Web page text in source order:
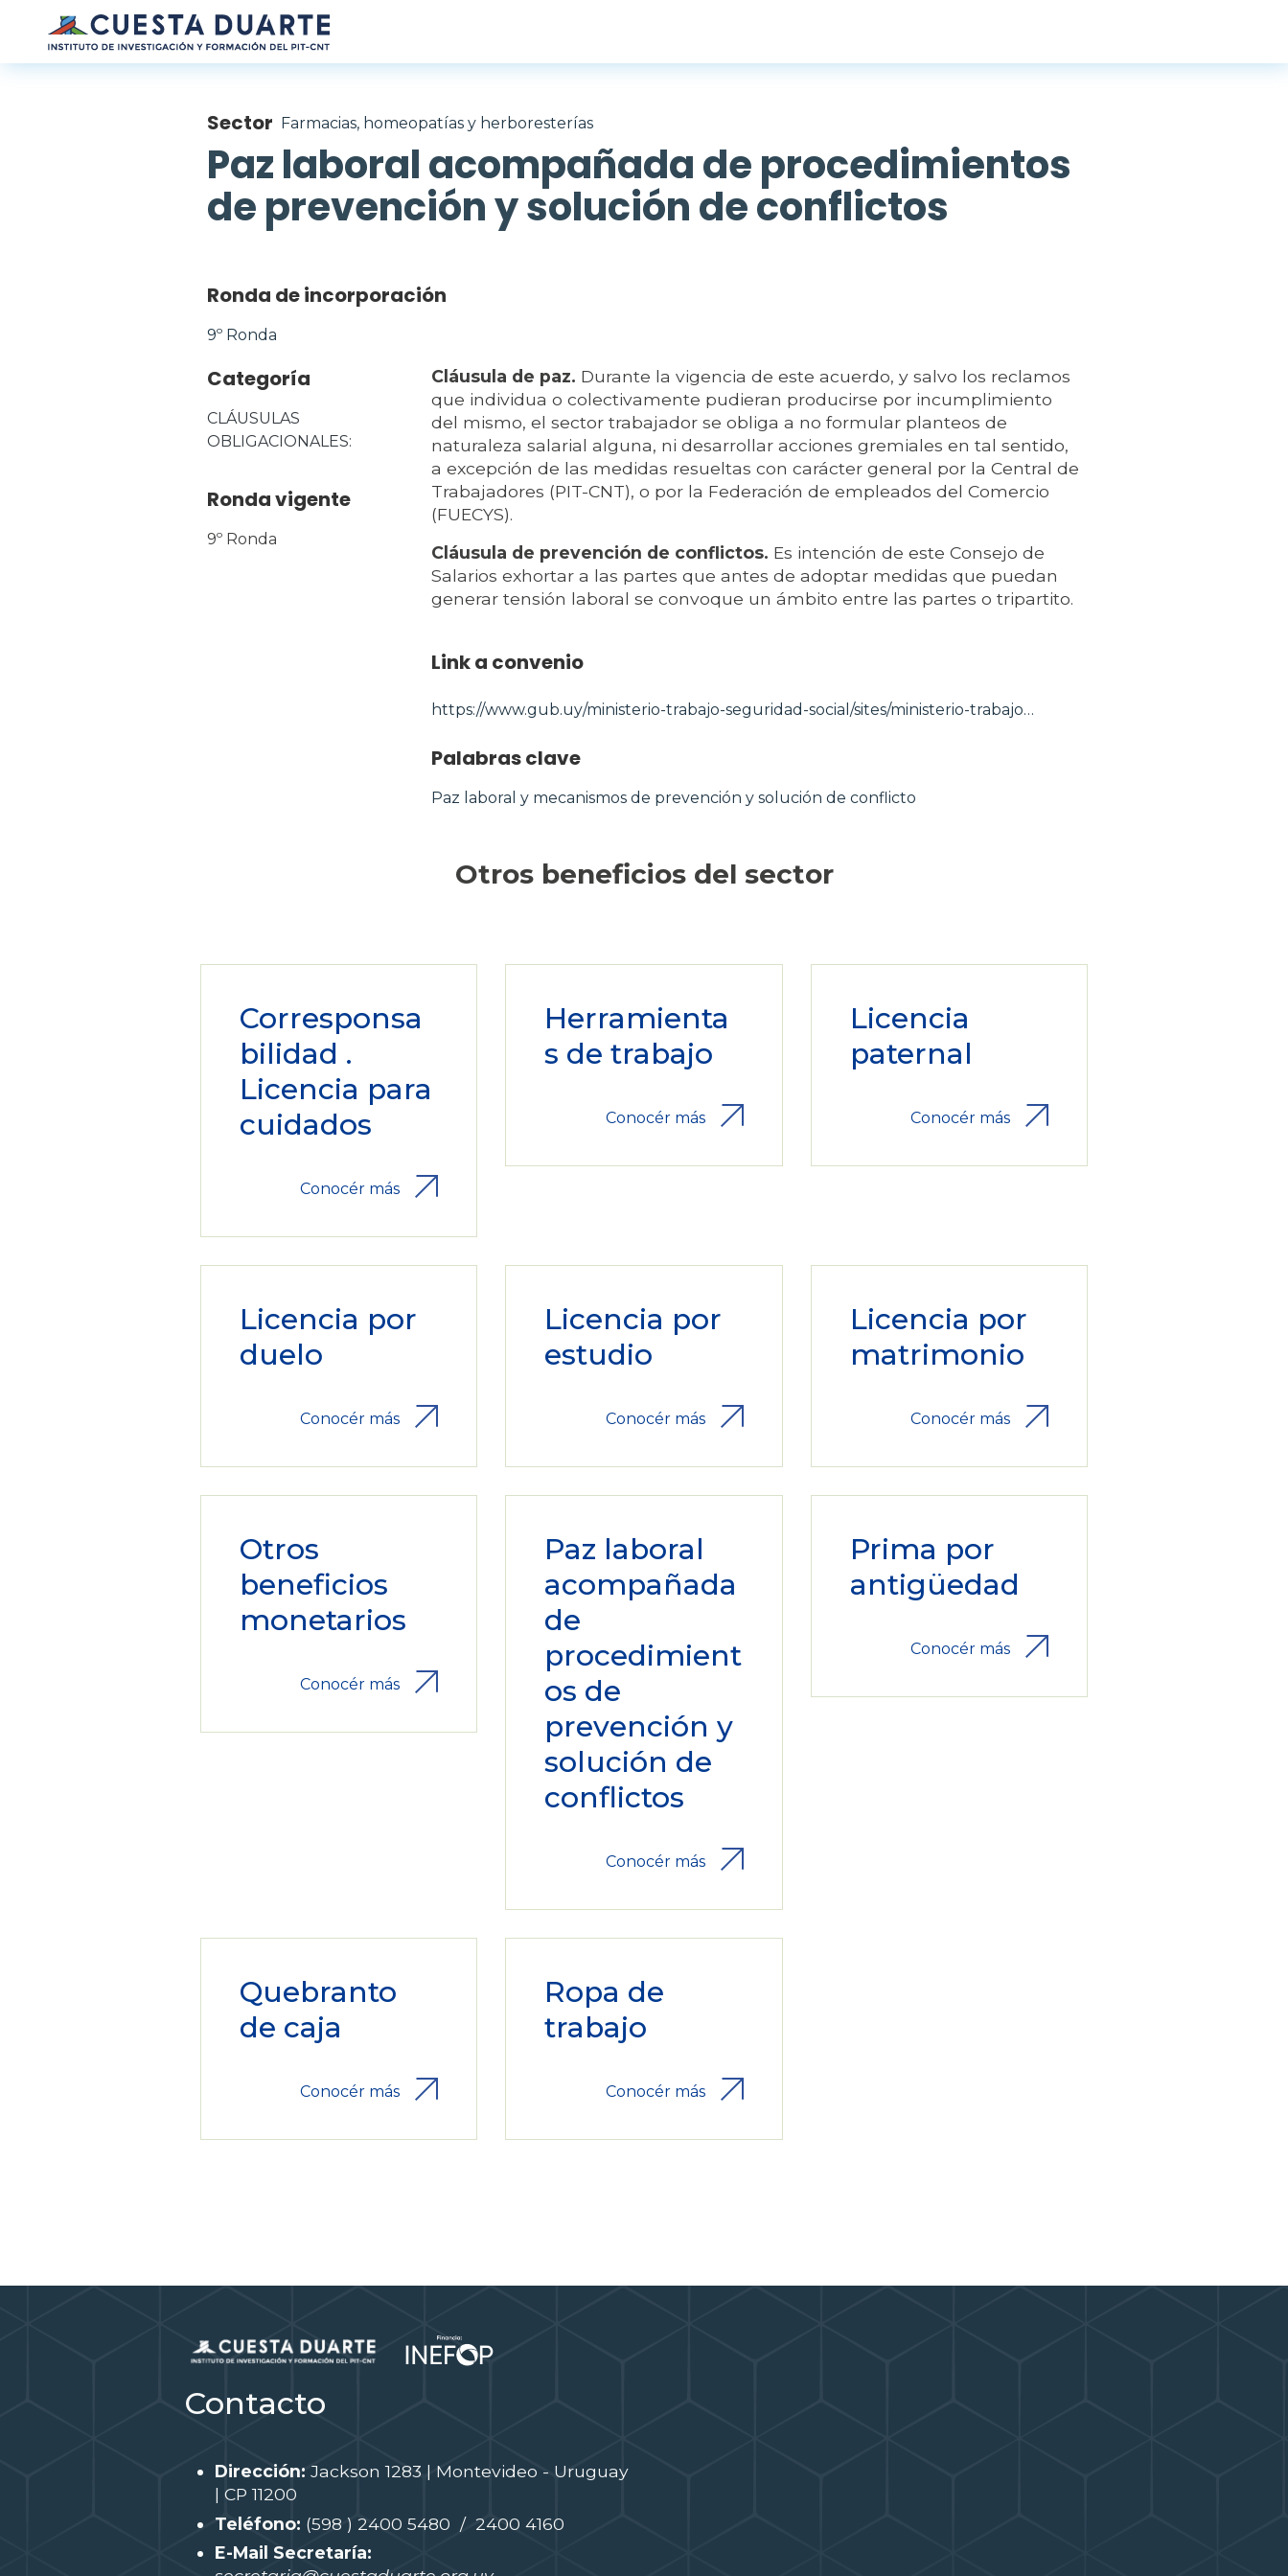
Pasar al contenido principal
Sector Farmacias, homeopatías y herboresterías
Paz laboral acompañada de procedimientos
de prevención y solución de conflictos
Ronda de incorporación
9º Ronda
Categoría
CLÁUSULAS
OBLIGACIONALES
Ronda vigente
9º Ronda
Cláusula de paz. Durante la vigencia de este acuerdo, y salvo los reclamos
que individua o colectivamente pudieran producirse por incumplimiento
del mismo, el sector trabajador se obliga a no formular planteos de
naturaleza salarial alguna, ni desarrollar acciones gremiales en tal sentido,
a excepción de las medidas resueltas con carácter general por la Central de
Trabajadores (PIT-CNT), o por la Federación de empleados del Comercio
(FUECYS).
Cláusula de prevención de conflictos. Es intención de este Consejo de
Salarios exhortar a las partes que antes de adoptar medidas que puedan
generar tensión laboral se convoque un ámbito entre las partes o tripartito.
Link a convenio
https://www.gub.uy/ministerio-trabajo-seguridad-social/sites/ministerio-trabajo…
Palabras clave
Paz laboral y mecanismos de prevención y solución de conflicto
Otros beneficios del sector
Corresponsa
bilidad .
Licencia para
cuidados
Conocér más
Herramienta
s de trabajo
Conocér más
Licencia
paternal
Conocér más
Licencia por
duelo
Conocér más
Licencia por
estudio
Conocér más
Licencia por
matrimonio
Conocér más
Otros
beneficios
monetarios
Conocér más
Paz laboral
acompañada
de
procedimient
os de
prevención y
solución de
conflictos
Conocér más
Prima por
antigüedad
Conocér más
Quebranto
de caja
Conocér más
Ropa de
trabajo
Conocér más
Contacto
Dirección: Jackson 1283 | Montevideo - Uruguay
| CP 11200
Teléfono: (598 ) 2400 5480 / 2400 4160
E-Mail Secretaría: